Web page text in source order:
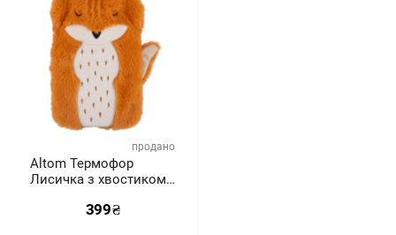
продано
Altom Термофор
Лисичка з хвостиком,
399₴